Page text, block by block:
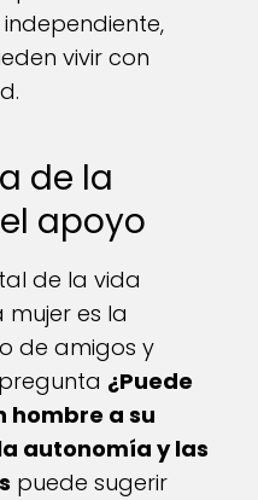
vivir con
de la
apoyo
de la vida
es la
de amigos y
¿Puede
hombre a su
autonomía y las
puede sugerir